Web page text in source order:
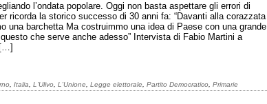
l’ondata popolare. Oggi non basta aspettare gli errori di
ricorda la storico successo di 30 anni fa: “Davanti alla corazzata
una barchetta Ma costruimmo una idea di Paese con una grande
che serve anche adesso” Intervista di Fabio Martini a
Italia L'Ulivo L'Unione Legge elettorale Partito Democratico Primarie